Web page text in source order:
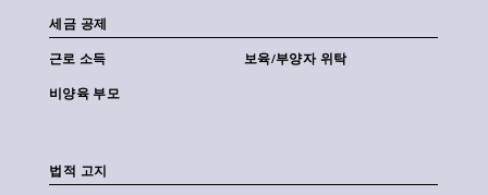
세금 공제
근로 소득 보육/부양자 위탁
비양육 부모
법적 고지